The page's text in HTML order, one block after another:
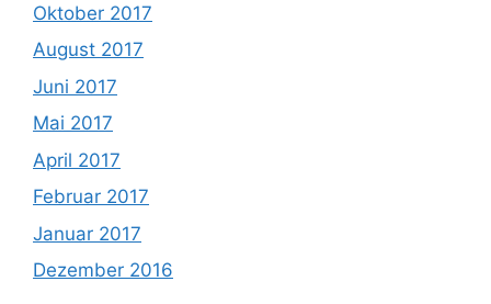
Oktober 2017
August 2017
Juni 2017
Mai 2017
April 2017
Februar 2017
Januar 2017
Dezember 2016